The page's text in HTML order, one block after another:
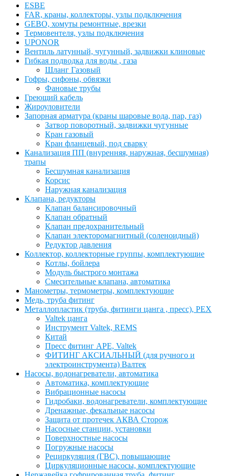
ESBЕ
FAR, краны, коллекторы, узлы подключения
GEBO, хомуты ремонтные, врезки
Tермовентеля, узлы подключения
UPONOR
Вентиль латунный, чугунный, задвижки клиновые
Гибкая подводка для воды , газа
Шланг Газовый
Гофры, сифоны, обвязки
Фановые трубы
Греющий кабель
Жироуловители
Запорная арматура (краны шаровые вода, пар, газ)
Затвор поворотный, задвижки чугунные
Кран газовый
Кран фланцевый, под сварку
Канализация ПП (внуренняя, наружная, бесшумная)
трапы
Бесшумная канализация
Корсис
Наружная канализация
Клапана, редукторы
Клапан балансировочный
Клапан обратный
Клапан предохранительный
Клапан электоромагнитный (соленоидный)
Редуктор давления
Коллектор, коллекторные группы, комплектующие
Котлы, бойлера
Модуль быстрого монтажа
Смесительные клапана, автоматика
Манометры, термометры, комплектующие
Медь, труба фитинг
Металлопластик (труба, фитинги цанга , пресс), PEX
Valtek цанга
Инструмент Valtek, REMS
Китай
Пресс фитинг APE, Valtek
ФИТИНГ АКСИАЛЬНЫЙ (для ручного и
электроинструмента) Валтек
Насосы, водонагреватели, автоматика
Автоматика, комплектующие
Вибрационные насосы
Гидробаки, водонагреватели, комплектующие
Дренажные, фекальные насосы
Защита от протечек АКВА Сторож
Насосные станции, установки
Поверхностные насосы
Погружные насосы
Рециркуляция (ГВС), повышающие
Циркуляционные насосы, комплектующие